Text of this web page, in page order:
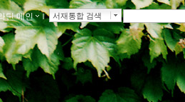
딘 메인 ｌ 서재통합 검색